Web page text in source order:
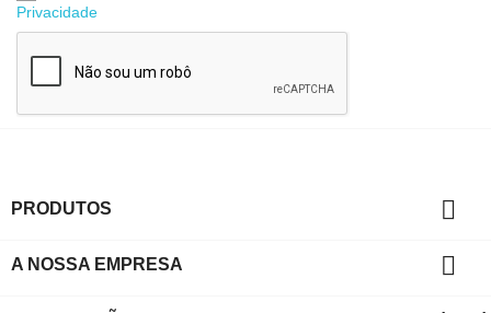
Privacidade
PRODUTOS 
A NOSSA EMPRESA 